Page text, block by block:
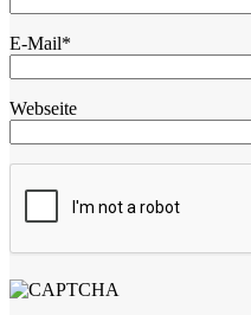
E-Mail*
Webseite